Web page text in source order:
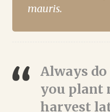
mauris.
Always
you plant
harvest